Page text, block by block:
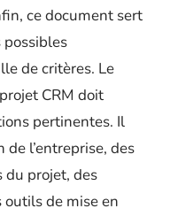
ce document sert
possibles
de critères. Le
CRM doit
pertinentes. Il
de l’entreprise, des
du projet, des
de mise en